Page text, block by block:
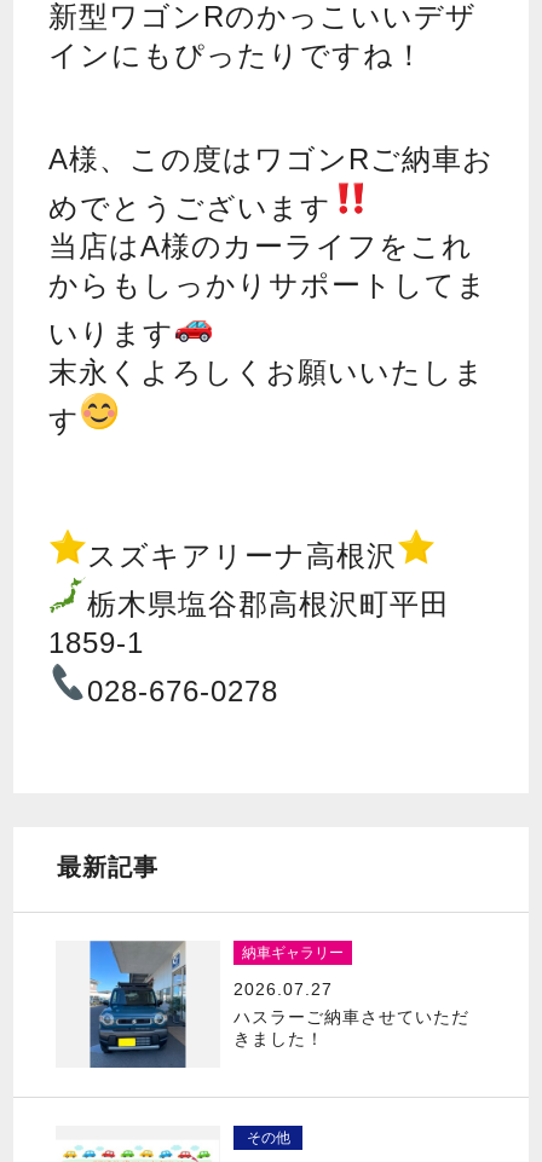
新型ワゴンRのかっこいいデザ
インにもぴったりですね！
A様、この度はワゴンRご納車お
めでとうございます
当店はA様のカーライフをこれ
からもしっかりサポートしてま
いります
末永くよろしくお願いいたしま
す
スズキアリーナ高根沢
栃木県塩谷郡高根沢町平田
1859-1
028-676-0278
最新記事
納車ギャラリー
2026.07.27
ハスラーご納車させていただ
きました！
その他